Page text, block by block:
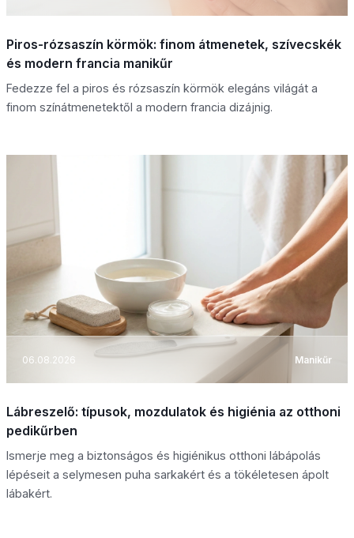
Piros-rózsaszín körmök: finom átmenetek, szívecskék
és modern francia manikűr
Fedezze fel a piros és rózsaszín körmök elegáns világát a
finom színátmenetektől a modern francia dizájnig.
06.08.2026 Manikűr
Lábreszelő: típusok, mozdulatok és higiénia az otthoni
pedikűrben
Ismerje meg a biztonságos és higiénikus otthoni lábápolás
lépéseit a selymesen puha sarkakért és a tökéletesen ápolt
lábakért.